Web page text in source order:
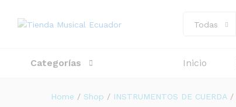
Todas
Categorías Inicio
Home / Shop / INSTRUMENTOS DE CUERDA /